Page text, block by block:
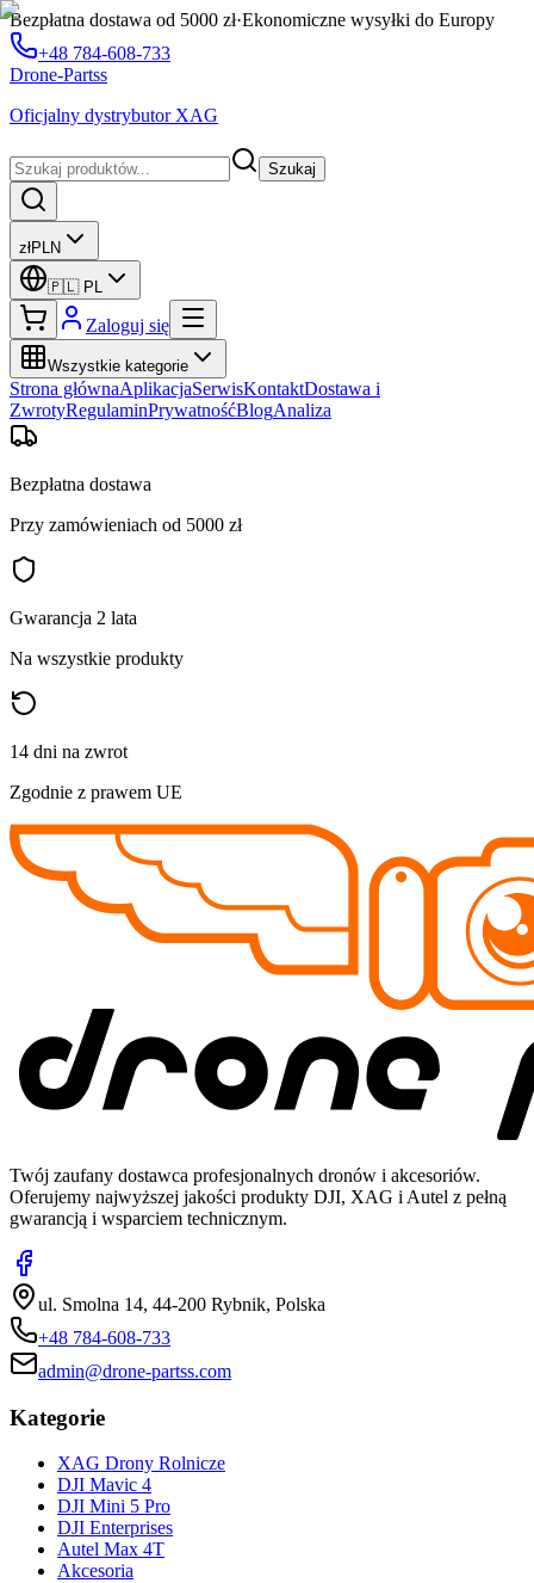
Bezpłatna dostawa od 5000 zł·Ekonomiczne wysyłki do Europy
+48 784-608-733
Drone-Partss
Oficjalny dystrybutor XAG
Szukaj
złPLN
🇵🇱 PL
Zaloguj się
Wszystkie kategorie
Strona głównaAplikacjaSerwisKontaktDostawa i
ZwrotyRegulaminPrywatnośćBlogAnaliza
Bezpłatna dostawa
Przy zamówieniach od 5000 zł
Gwarancja 2 lata
Na wszystkie produkty
14 dni na zwrot
Zgodnie z prawem UE
Twój zaufany dostawca profesjonalnych dronów i akcesoriów.
Oferujemy najwyższej jakości produkty DJI, XAG i Autel z pełną
gwarancją i wsparciem technicznym.
ul. Smolna 14, 44-200 Rybnik, Polska
+48 784-608-733
admin@drone-partss.com
Kategorie
XAG Drony Rolnicze
DJI Mavic 4
DJI Mini 5 Pro
DJI Enterprises
Autel Max 4T
Akcesoria